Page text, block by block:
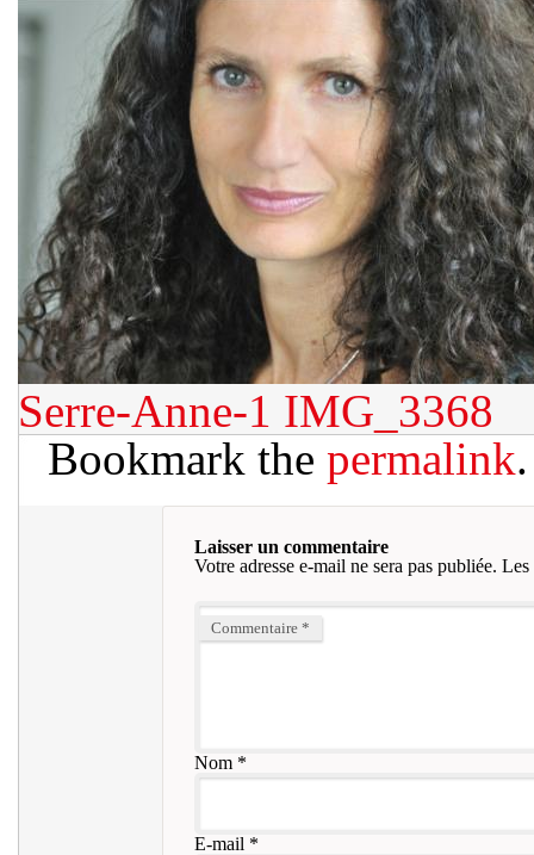
Serre-Anne-1 IMG_3368
Bookmark the permalink.
Laisser un commentaire
Votre adresse e-mail ne sera pas publiée. Les
Commentaire *
Nom*
E-mail *